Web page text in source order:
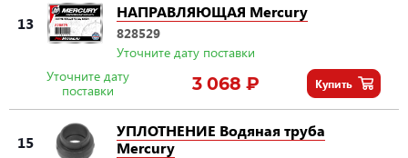
13
НАПРАВЛЯЮЩАЯ Mercury
828529
Уточните дату поставки
Уточните дату
поставки
3 068 ₽ Купить
15
УПЛОТНЕНИЕ Водяная труба
Mercury